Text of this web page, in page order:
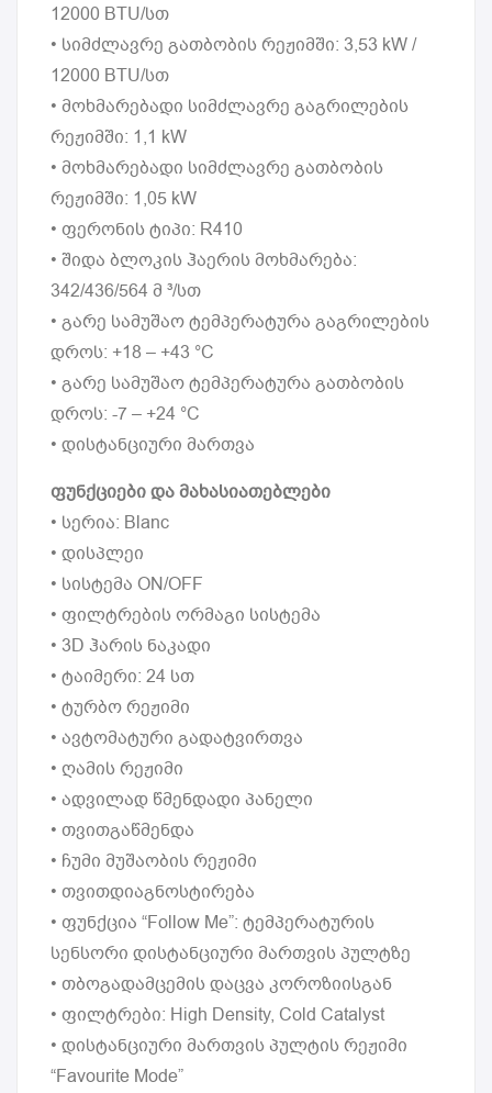
12000 BTU/სთ
• სიმძლავრე გათბობის რეჟიმში: 3,53 kW /
12000 BTU/სთ
• მოხმარებადი სიმძლავრე გაგრილების
რეჟიმში: 1,1 kW
• მოხმარებადი სიმძლავრე გათბობის
რეჟიმში: 1,05 kW
• ფერონის ტიპი: R410
• შიდა ბლოკის ჰაერის მოხმარება:
342/436/564 მ ³/სთ
• გარე სამუშაო ტემპერატურა გაგრილების
დროს: +18 – +43 °C
• გარე სამუშაო ტემპერატურა გათბობის
დროს: -7 – +24 °C
• დისტანციური მართვა
ფუნქციები და მახასიათებლები
• სერია: Blanc
• დისპლეი
• სისტემა ON/OFF
• ფილტრების ორმაგი სისტემა
• 3D ჰარის ნაკადი
• ტაიმერი: 24 სთ
• ტურბო რეჟიმი
• ავტომატური გადატვირთვა
• ღამის რეჟიმი
• ადვილად წმენდადი პანელი
• თვითგაწმენდა
• ჩუმი მუშაობის რეჟიმი
• თვითდიაგნოსტირება
• ფუნქცია “Follow Me”: ტემპერატურის
სენსორი დისტანციური მართვის პულტზე
• თბოგადამცემის დაცვა კოროზიისგან
• ფილტრები: High Density, Cold Catalyst
• დისტანციური მართვის პულტის რეჟიმი
“Favourite Mode”